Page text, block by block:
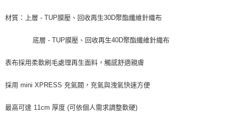
材質：上層 - TUP膜壓、回收再生30D聚酯纖維針織布
底層 - TUP膜壓、回收再生40D聚酯纖維針織布
表布採用柔軟刷毛處理再生面料，觸感舒適親膚
採用 mini XPRESS 充氣閥，充氣與洩氣快速方便
最高可達 11cm 厚度 (可依個人需求調整軟硬)